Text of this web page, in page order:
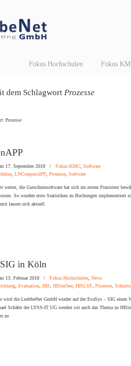
Fokus Hochschulen Fokus
dem Schlagwort Prozesse
Prozesse
17. September 2018 / Fokus:KMU, Software
, LNCouponAPP, Prozesse, Software
weiter, die Gutscheinsoftware hat sich im ersten Praxistest
So wurden erste Statistiken zu Buchungen implementiert
lassen sich aktuell
in Köln
13. Februar 2018 / Fokus:Hochschulen, News
, Evaluation, HIS, HISinOne, HISLSF, Prozesse,
wird die LuebbeNet GmbH wieder auf der EvaSys – SIG einen
Schäfer der LYSS-IT UG werden wir auch das Thema zu
zu